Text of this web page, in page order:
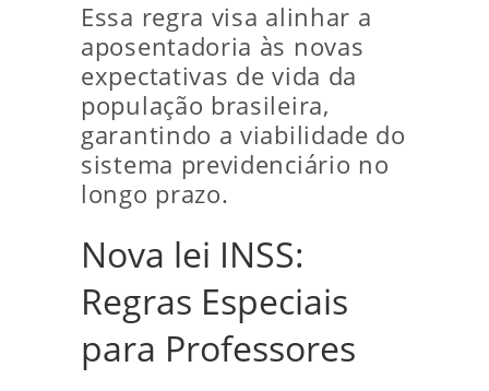
Essa regra visa alinhar a
aposentadoria às novas
expectativas de vida da
população brasileira,
garantindo a viabilidade do
sistema previdenciário no
longo prazo.
Nova lei INSS:
Regras Especiais
para Professores